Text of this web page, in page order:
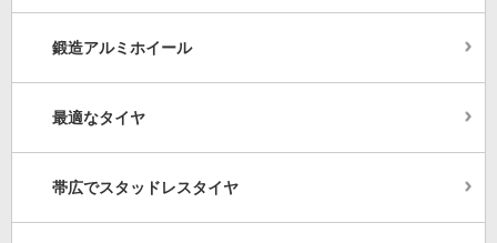
鍛造アルミホイール
最適なタイヤ
帯広でスタッドレスタイヤ